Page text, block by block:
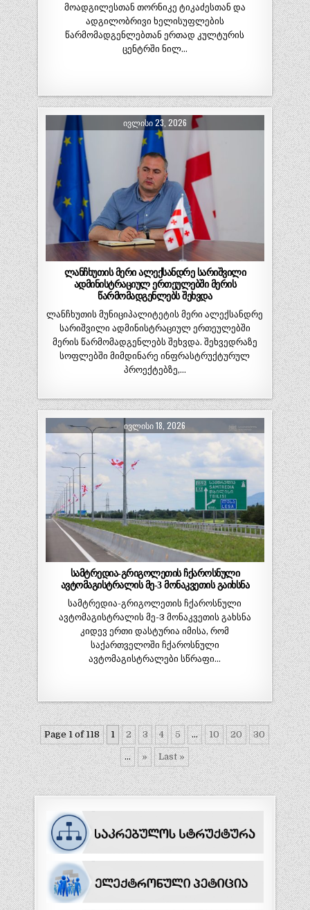
მოადგილესთან თორნიკე ტიკაძესთან და
ადგილობრივი ხელისუფლების
წარმომადგენლებთან ერთად კულტურის
ცენტრში ნილ…
ᲘᲕᲚᲘᲡᲘ 23, 2026
ლანჩხუთის მერი ალექსანდრე სარიშვილი
ადმინისტრაციულ ერთეულებში მერის
წარმომადგენლებს შეხვდა
ლანჩხუთის მუნიციპალიტეტის მერი ალექსანდრე
სარიშვილი ადმინისტრაციულ ერთეულებში
მერის წარმომადგენლებს შეხვდა. შეხვედრაზე
სოფლებში მიმდინარე ინფრასტრუქტურულ
პროექტებზე,…
ᲘᲕᲚᲘᲡᲘ 18, 2026
სამტრედია-გრიგოლეთის ჩქაროსნული
ავტომაგისტრალის მე-3 მონაკვეთის გაიხსნა
სამტრედია-გრიგოლეთის ჩქაროსნული
ავტომაგისტრალის მე-3 მონაკვეთის გახსნა
კიდევ ერთი დასტურია იმისა, რომ
საქართველოში ჩქაროსნული
ავტომაგისტრალები სწრაფი…
Page 1 of 118 1 2 3 4 5 ... 10 20 30
... » Last »